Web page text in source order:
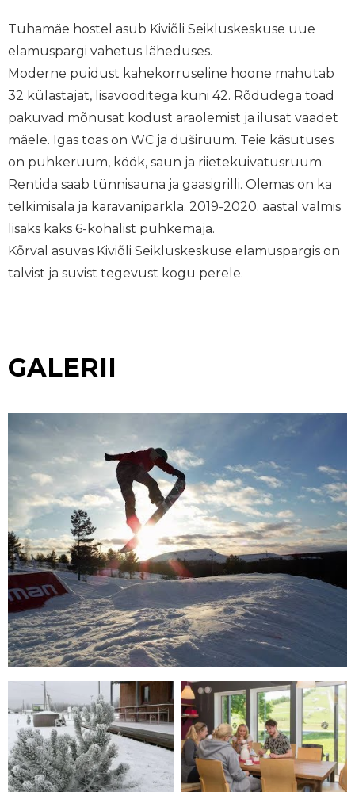
Tuhamäe hostel asub Kiviõli Seikluskeskuse uue
elamuspargi vahetus läheduses.
Moderne puidust kahekorruseline hoone mahutab
32 külastajat, lisavooditega kuni 42. Rõdudega toad
pakuvad mõnusat kodust äraolemist ja ilusat vaadet
mäele. Igas toas on WC ja duširuum. Teie käsutuses
on puhkeruum, köök, saun ja riietekuivatusruum.
Rentida saab tünnisauna ja gaasigrilli. Olemas on ka
telkimisala ja karavaniparkla. 2019-2020. aastal valmis
lisaks kaks 6-kohalist puhkemaja.
Kõrval asuvas Kiviõli Seikluskeskuse elamuspargis on
talvist ja suvist tegevust kogu perele.
GALERII